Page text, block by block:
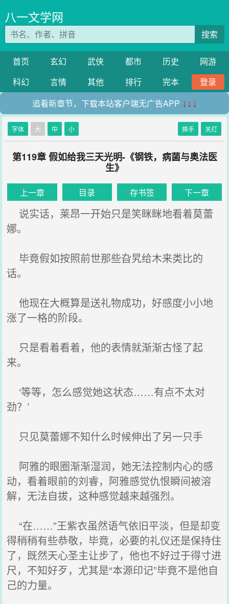
八一文学网
搜索
首页 玄幻 武侠 都市 历史
网游
科幻
言情 其他 排行 完本
登录
追看新章节，下载本站客户端无广告APP ↓↓↓
字体 大 中 小 换手 关灯
第119章 假如给我三天光明-《钢铁，病菌与奥法医
生》
上一章 目录 存书签 下一章
说实话，莱昂一开始只是笑眯眯地看着莫蕾
娜。
毕竟假如按照前世那些旮旯给木来类比的
话。
他现在大概算是送礼物成功，好感度小小地
涨了一格的阶段。
只是看着看着，他的表情就渐渐古怪了起
来。
‘等等，怎么感觉她这状态……有点不太对
劲？’
只见莫蕾娜不知什么时候伸出了另一只手
阿雅的眼圈渐渐湿润，她无法控制内心的感
动，看着眼前的刘睿，阿雅感觉仇恨瞬间被溶
解，无法自拔，这种感觉越来越强烈。
“在……”王紫衣虽然语气依旧平淡，但是却变
得稍稍有些恭敬，毕竟，必要的礼仪还是保持住
了，既然天心圣主让步了，他也不好过于得寸进
尺，不知好歹，尤其是“本源印记”毕竟不是他自
己的力量。